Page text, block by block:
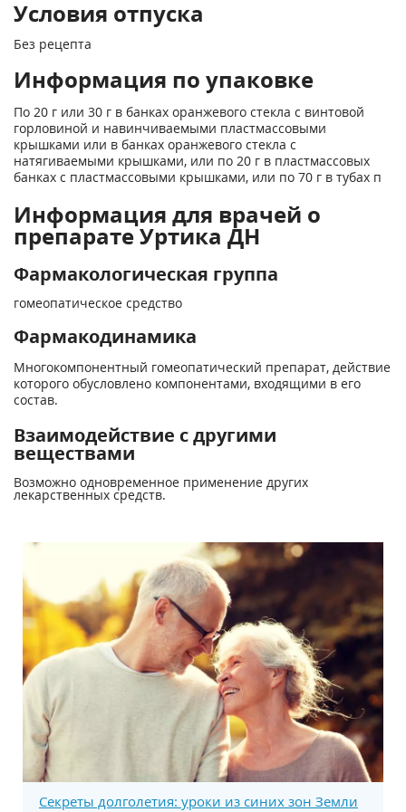
Условия отпуска
Без рецепта
Информация по упаковке
По 20 г или 30 г в банках оранжевого стекла с винтовой
горловиной и навинчиваемыми пластмассовыми
крышками или в банках оранжевого стекла с
натягиваемыми крышками, или по 20 г в пластмассовых
банках с пластмассовыми крышками, или по 70 г в тубах п
Информация для врачей о
препарате Уртика ДН
Фармакологическая группа
гомеопатическое средство
Фармакодинамика
Многокомпонентный гомеопатический препарат, действие
которого обусловлено компонентами, входящими в его
состав.
Взаимодействие с другими
веществами
Возможно одновременное применение других
лекарственных средств.
Секреты долголетия: уроки из синих зон Земли